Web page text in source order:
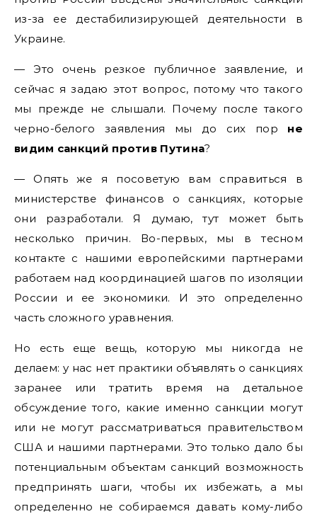
из-за ее дестабилизирующей деятельности в
Украине.
— Это очень резкое публичное заявление, и
сейчас я задаю этот вопрос, потому что такого
мы прежде не слышали. Почему после такого
черно-белого заявления мы до сих пор не
видим санкций против Путина?
— Опять же я посоветую вам справиться в
министерстве финансов о санкциях, которые
они разработали. Я думаю, тут может быть
несколько причин. Во-первых, мы в тесном
контакте с нашими европейскими партнерами
работаем над координацией шагов по изоляции
России и ее экономики. И это определенно
часть сложного уравнения.
Но есть еще вещь, которую мы никогда не
делаем: у нас нет практики объявлять о санкциях
заранее или тратить время на детальное
обсуждение того, какие именно санкции могут
или не могут рассматриваться правительством
США и нашими партнерами. Это только дало бы
потенциальным объектам санкций возможность
предпринять шаги, чтобы их избежать, а мы
определенно не собираемся давать кому-либо